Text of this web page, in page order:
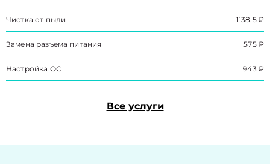
Чистка от пыли 1138.5 ₽
Замена разъема питания 575 ₽
Настройка ОС 943 ₽
Все услуги